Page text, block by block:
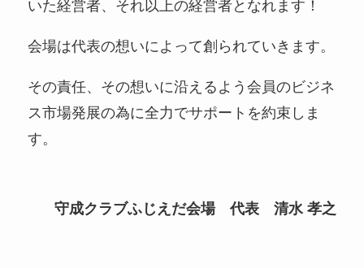
いた経営者、それ以上の経営者となれます！
会場は代表の想いによって創られていきます。
その責任、その想いに沿えるよう会員のビジネ
ス市場発展の為に全⼒でサポートを約束しま
す。
守成クラブふじえだ会場 代表 清水 孝之